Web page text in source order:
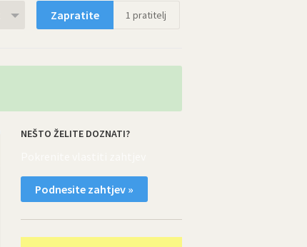
Zapratite 1 pratitelj
NEŠTO ŽELITE DOZNATI?
Podnesite zahtjev »